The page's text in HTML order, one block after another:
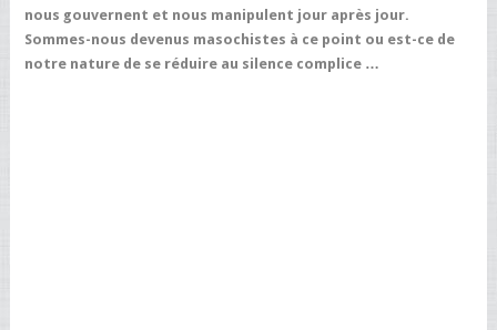
nous gouvernent et nous manipulent jour après jour.
Sommes-nous devenus masochistes à ce point ou est-ce de
notre nature de se réduire au silence complice …